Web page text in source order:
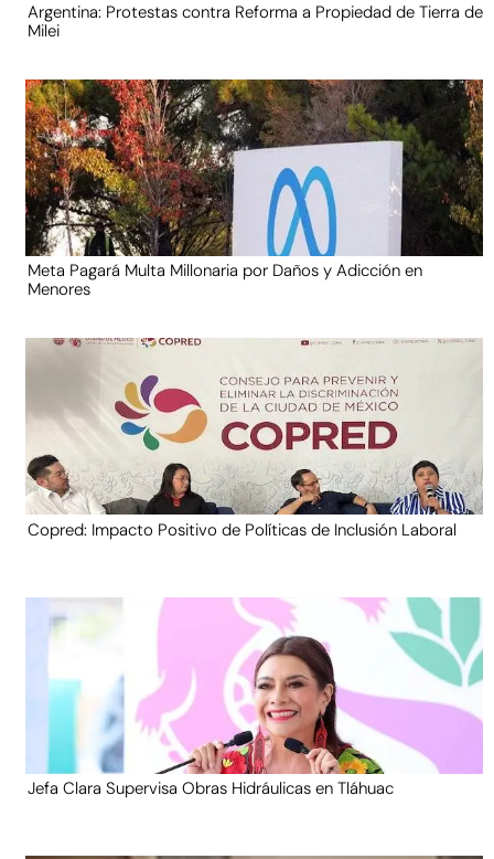
Argentina: Protestas contra Reforma a Propiedad de Tierra de
Milei
Meta Pagará Multa Millonaria por Daños y Adicción en
Menores
Copred: Impacto Positivo de Políticas de Inclusión Laboral
Jefa Clara Supervisa Obras Hidráulicas en Tláhuac